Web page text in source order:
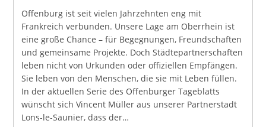
Offenburg ist seit vielen Jahrzehnten eng mit
Frankreich verbunden. Unsere Lage am Oberrhein ist
eine große Chance – für Begegnungen, Freundschaften
und gemeinsame Projekte. Doch Städtepartnerschaften
leben nicht von Urkunden oder offiziellen Empfängen.
Sie leben von den Menschen, die sie mit Leben füllen.
In der aktuellen Serie des Offenburger Tageblatts
wünscht sich Vincent Müller aus unserer Partnerstadt
Lons-le-Saunier, dass der…